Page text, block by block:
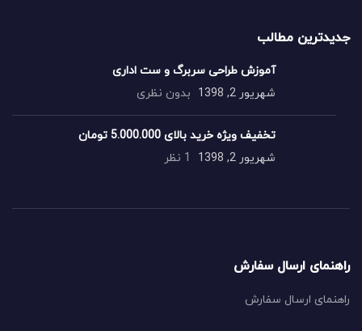
جدیدترین مطالب
آموزش طراحی سربرگ و ست اداری
شهریور 2, 1398
بدون نظری
تخفیف ویژه خرید بالای 5.000.000 تومان
شهریور 2, 1398
1 نظر
راهنمای ارسال سفارش
راهنمای ارسال سفارش